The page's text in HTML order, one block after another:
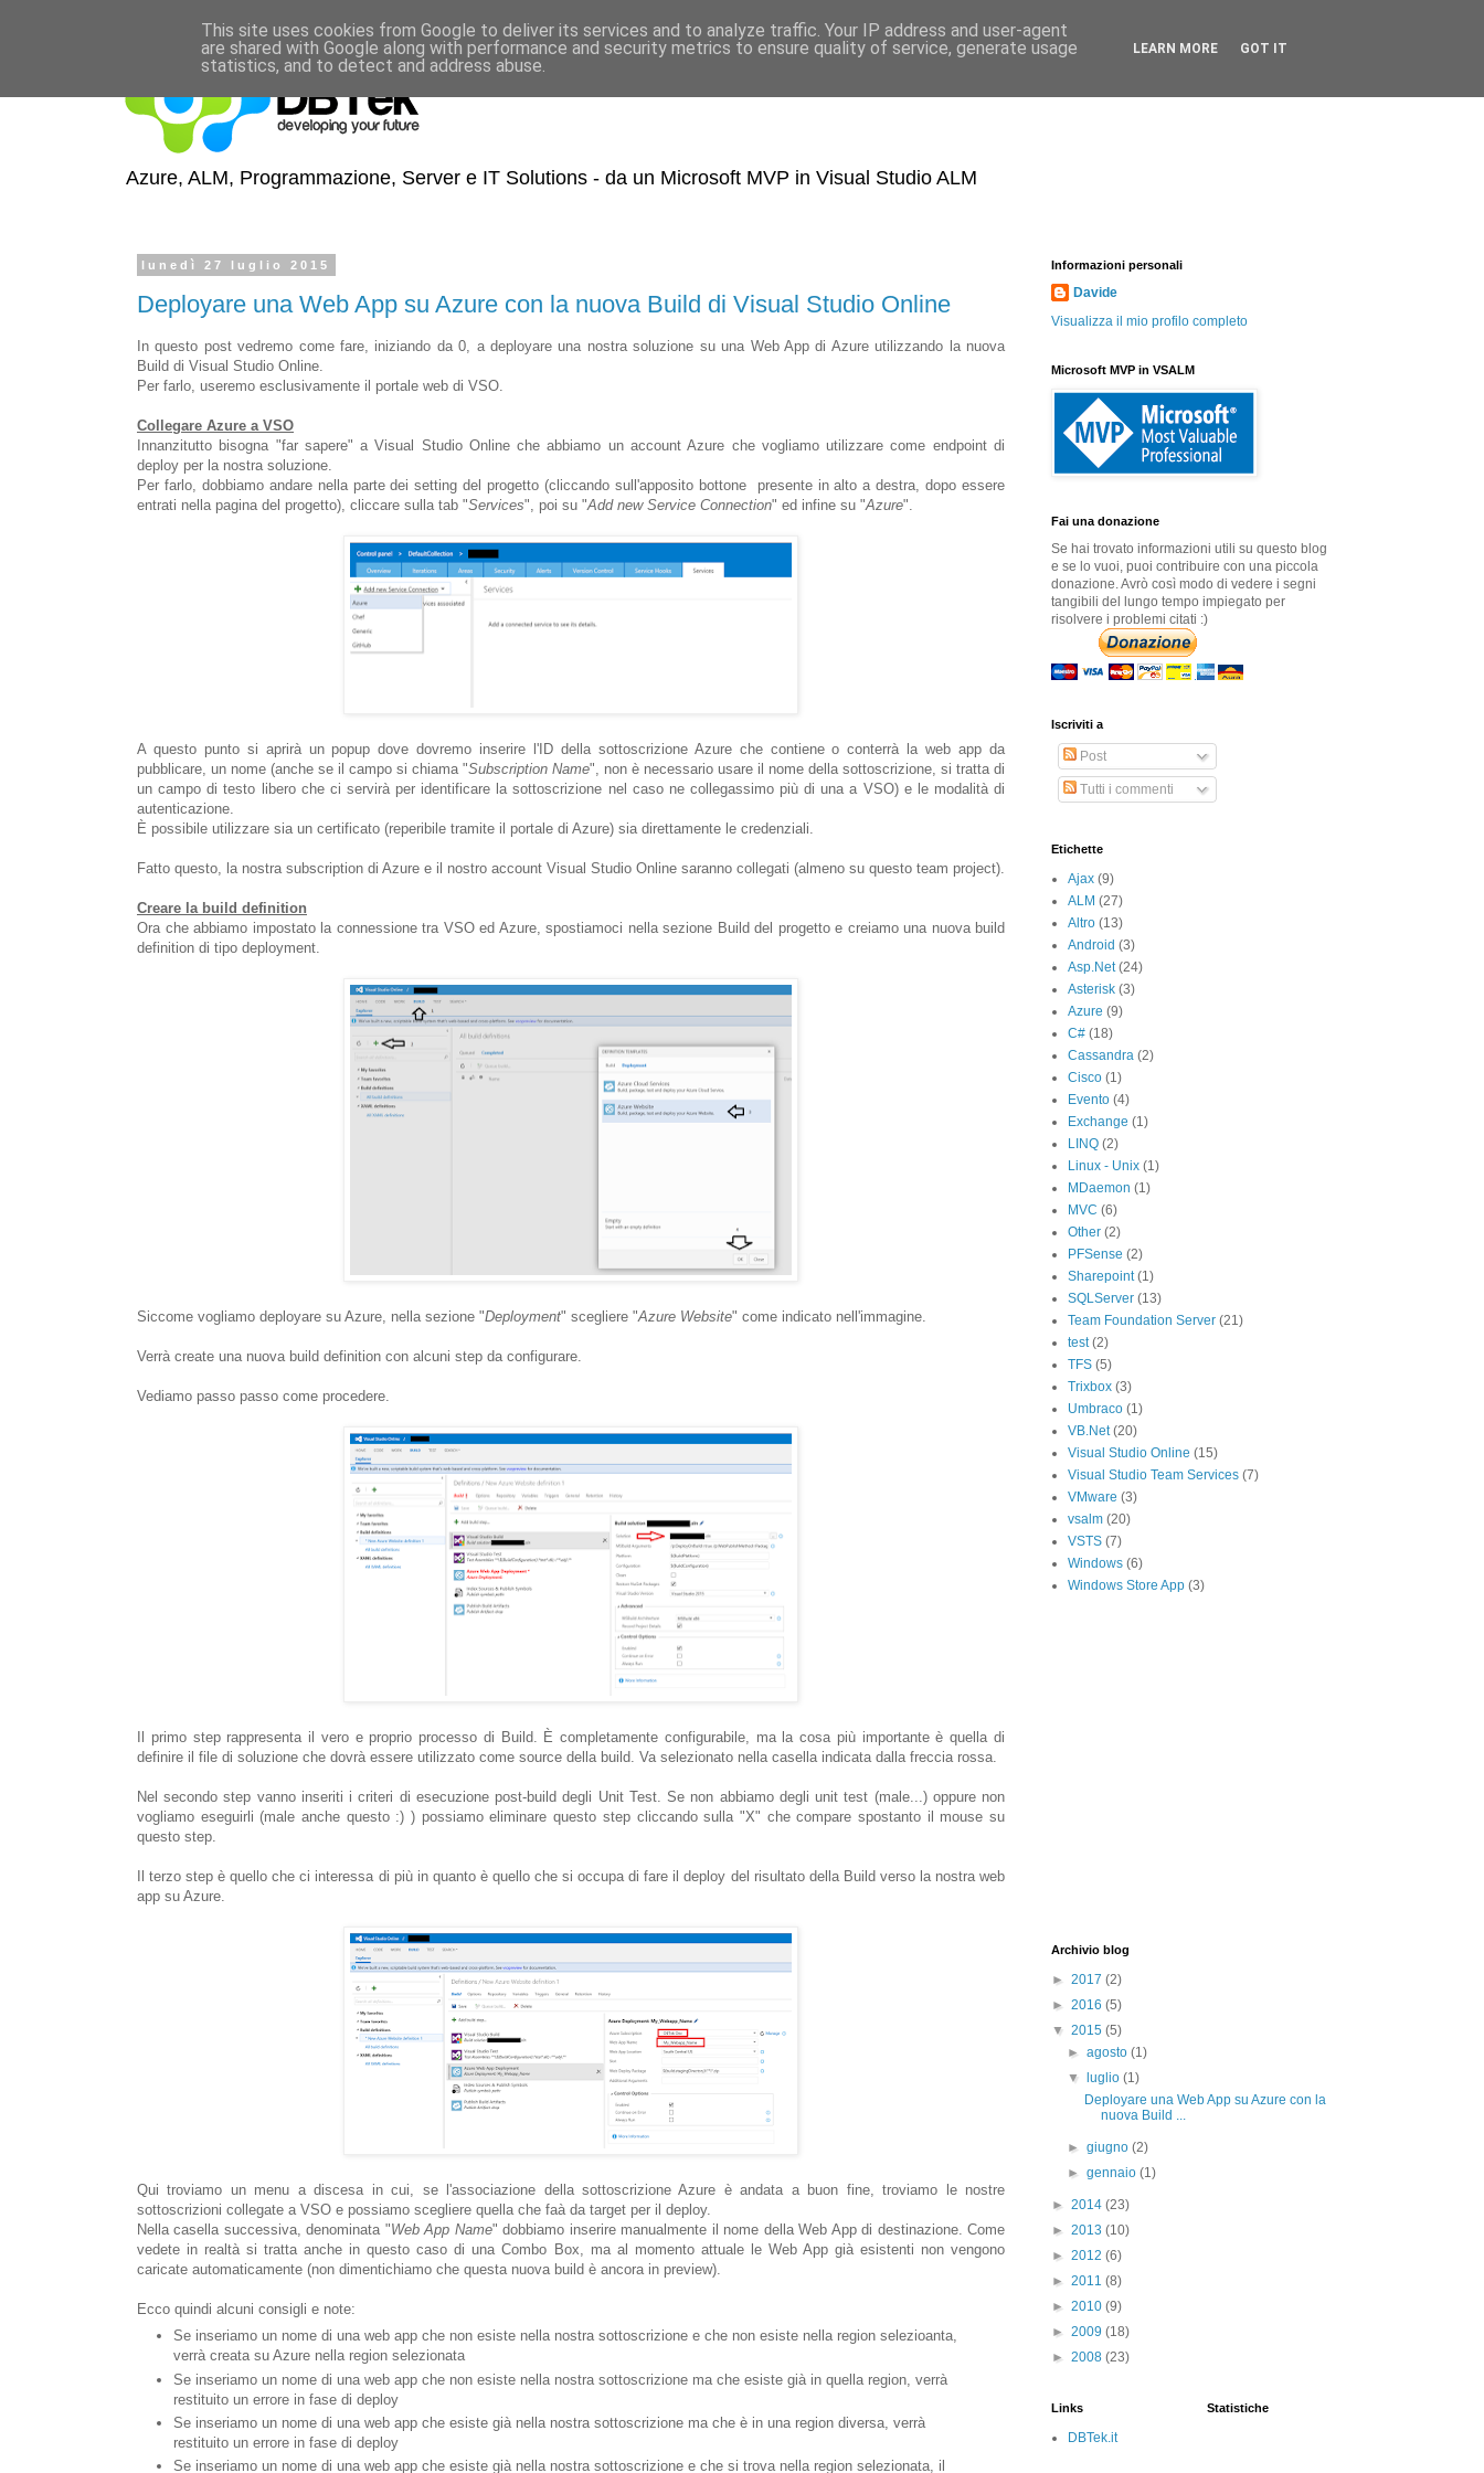
Azure, ALM, Programmazione, Server e IT Solutions - da un Microsoft MVP in Visual Studio ALM
lunedì 27 luglio 2015
Deployare una Web App su Azure con la nuova Build di Visual Studio Online
In questo post vedremo come fare, iniziando da 0, a deployare una nostra soluzione su una Web App di Azure utilizzando la nuova
Build di Visual Studio Online.
Per farlo, useremo esclusivamente il portale web di VSO.
Collegare Azure a VSO
Innanzitutto bisogna "far sapere" a Visual Studio Online che abbiamo un account Azure che vogliamo utilizzare come endpoint di
deploy per la nostra soluzione.
Per farlo, dobbiamo andare nella parte dei setting del progetto (cliccando sull'apposito bottone presente in alto a destra, dopo essere
entrati nella pagina del progetto), cliccare sulla tab "Services", poi su "Add new Service Connection" ed infine su "Azure".
A questo punto si aprirà un popup dove dovremo inserire l'ID della sottoscrizione Azure che contiene o conterrà la web app da
pubblicare, un nome (anche se il campo si chiama "Subscription Name", non è necessario usare il nome della sottoscrizione, si tratta di
un campo di testo libero che ci servirà per identificare la sottoscrizione nel caso ne collegassimo più di una a VSO) e le modalità di
autenticazione.
È possibile utilizzare sia un certificato (reperibile tramite il portale di Azure) sia direttamente le credenziali.
Fatto questo, la nostra subscription di Azure e il nostro account Visual Studio Online saranno collegati (almeno su questo team project).
Creare la build definition
Ora che abbiamo impostato la connessione tra VSO ed Azure, spostiamoci nella sezione Build del progetto e creiamo una nuova build
definition di tipo deployment.
Siccome vogliamo deployare su Azure, nella sezione "Deployment" scegliere "Azure Website" come indicato nell'immagine.
Verrà create una nuova build definition con alcuni step da configurare.
Vediamo passo passo come procedere.
Il primo step rappresenta il vero e proprio processo di Build. È completamente configurabile, ma la cosa più importante è quella di
definire il file di soluzione che dovrà essere utilizzato come source della build. Va selezionato nella casella indicata dalla freccia rossa.
Nel secondo step vanno inseriti i criteri di esecuzione post-build degli Unit Test. Se non abbiamo degli unit test (male...) oppure non
vogliamo eseguirli (male anche questo :) ) possiamo eliminare questo step cliccando sulla "X" che compare spostanto il mouse su
questo step.
Il terzo step è quello che ci interessa di più in quanto è quello che si occupa di fare il deploy del risultato della Build verso la nostra web
app su Azure.
Qui troviamo un menu a discesa in cui, se l'associazione della sottoscrizione Azure è andata a buon fine, troviamo le nostre
sottoscrizioni collegate a VSO e possiamo scegliere quella che faà da target per il deploy.
Nella casella successiva, denominata "Web App Name" dobbiamo inserire manualmente il nome della Web App di destinazione. Come
vedete in realtà si tratta anche in questo caso di una Combo Box, ma al momento attuale le Web App già esistenti non vengono
caricate automaticamente (non dimentichiamo che questa nuova build è ancora in preview).
Ecco quindi alcuni consigli e note:
Se inseriamo un nome di una web app che non esiste nella nostra sottoscrizione e che non esiste nella region selezioanta,
verrà creata su Azure nella region selezionata
Se inseriamo un nome di una web app che non esiste nella nostra sottoscrizione ma che esiste già in quella region, verrà
restituito un errore in fase di deploy
Se inseriamo un nome di una web app che esiste già nella nostra sottoscrizione ma che è in una region diversa, verrà
restituito un errore in fase di deploy
Se inseriamo un nome di una web app che esiste già nella nostra sottoscrizione e che si trova nella region selezionata, il
Informazioni personali
Davide
Visualizza il mio profilo completo
Microsoft MVP in VSALM
Fai una donazione
Se hai trovato informazioni utili su questo blog
e se lo vuoi, puoi contribuire con una piccola
donazione. Avrò così modo di vedere i segni
tangibili del lungo tempo impiegato per
risolvere i problemi citati :)
Iscriviti a
Post
Tutti i commenti
Etichette
Ajax (9)
ALM (27)
Altro (13)
Android (3)
Asp.Net (24)
Asterisk (3)
Azure (9)
C# (18)
Cassandra (2)
Cisco (1)
Evento (4)
Exchange (1)
LINQ (2)
Linux - Unix (1)
MDaemon (1)
MVC (6)
Other (2)
PFSense (2)
Sharepoint (1)
SQLServer (13)
Team Foundation Server (21)
test (2)
TFS (5)
Trixbox (3)
Umbraco (1)
VB.Net (20)
Visual Studio Online (15)
Visual Studio Team Services (7)
VMware (3)
vsalm (20)
VSTS (7)
Windows (6)
Windows Store App (3)
Archivio blog
► 2017 (2)
► 2016 (5)
▼ 2015 (5)
►agosto(1)
▼
luglio(1)
Deployare una Web App su Azure con la
nuova Build ...
►giugno(2)
►gennaio(1)
► 2014 (23)
► 2013 (10)
► 2012 (6)
► 2011 (8)
► 2010 (9)
► 2009 (18)
► 2008 (23)
Links
DBTek.it
Statistiche
This site uses cookies from Google to deliver its services and to analyze traffic. Your IP address and user-agent
are shared with Google along with performance and security metrics to ensure quality of service, generate usage
statistics, and to detect and address abuse.
LEARN MORE GOT IT